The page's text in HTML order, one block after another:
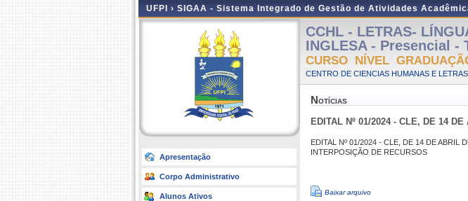
UFPI › SIGAA - Sistema Integrado de Gestão de Atividades
Apresentação
Corpo Administrativo
Alunos Ativos
CCHL - LETRAS-
INGLESA - Presencial -
CURSO NÍVEL
CENTRO DE CIENCIAS HUMANAS E LETRAS
Notícias
EDITAL Nº 01/2024 - CLE, DE 14
EDITAL Nº 01/2024 - CLE, DE 14 DE ABRIL
INTERPOSIÇÃO DE RECURSOS
Baixar arquivo